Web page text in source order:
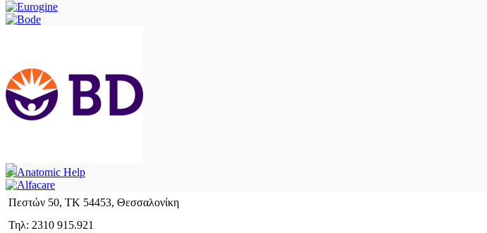
Πεστών 50, ΤΚ 54453, Θεσσαλονίκη
Τηλ: 2310 915.921